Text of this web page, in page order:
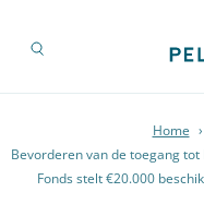
Home ›
Bevorderen van de toegang
Fonds stelt €20.000